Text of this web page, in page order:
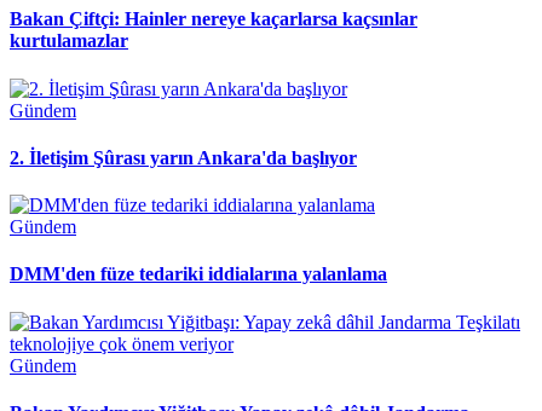
Bakan Çiftçi: Hainler nereye kaçarlarsa kaçsınlar
kurtulamazlar
Gündem
2. İletişim Şûrası yarın Ankara'da başlıyor
Gündem
DMM'den füze tedariki iddialarına yalanlama
Gündem